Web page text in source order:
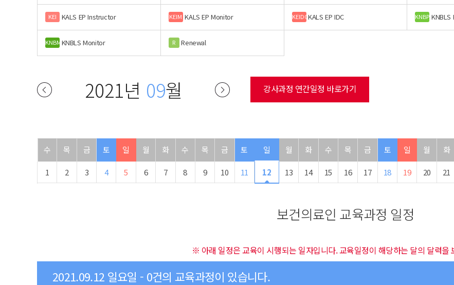
KEI KALS EP Instructor KEIM KALS EP Monitor KEIDCKALS EP IDC KNBP
KNBM KNBLS Monitor R Renewal
2021년 09월 강사과정 연간일정 바로가기
수 목 금 토 일 월 화 수 목 금 토 일 월 화 수 목 금 토 일 월 화
1 2 3 4 5 6 7 8 9 10 11 12 13 14 15 16 17 18 19 20 21
보건의료인 교육과정 일정
※ 아래 일정은 교육이 시행되는 일자입니다. 교육일정이 해당하는 달의 달력을
2021.09.12 일요일 - 0건의 교육과정이 있습니다.